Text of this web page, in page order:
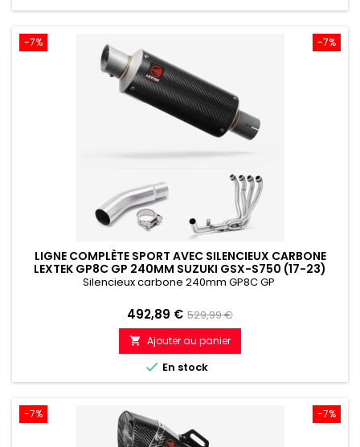
-7%
-7%
LIGNE COMPLÈTE SPORT AVEC SILENCIEUX CARBONE
LEXTEK GP8C GP 240MM SUZUKI GSX-S750 (17-23)
Silencieux carbone 240mm GP8C GP
Prix
492,89 € Prix
de
référence
529,99 €
 Ajouter au panier
 En stock
-7%
-7%